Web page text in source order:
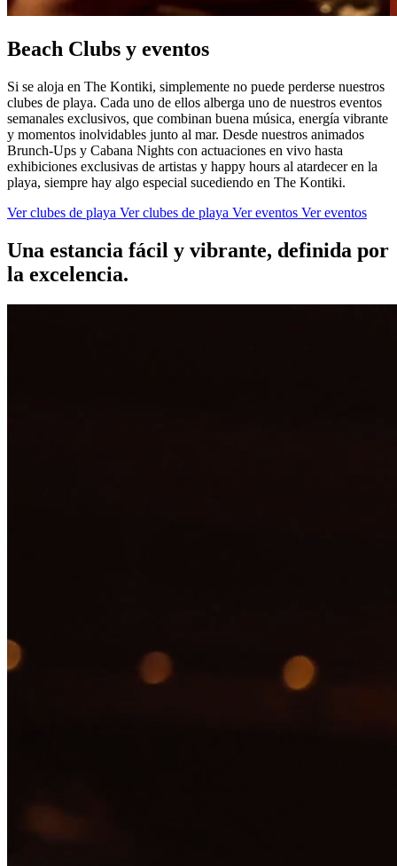
Beach Clubs y eventos
Si se aloja en The Kontiki, simplemente no puede perderse nuestros
clubes de playa. Cada uno de ellos alberga uno de nuestros eventos
semanales exclusivos, que combinan buena música, energía vibrante
y momentos inolvidables junto al mar. Desde nuestros animados
Brunch-Ups y Cabana Nights con actuaciones en vivo hasta
exhibiciones exclusivas de artistas y happy hours al atardecer en la
playa, siempre hay algo especial sucediendo en The Kontiki.
Ver clubes de playa Ver clubes de playa Ver eventos Ver eventos
Una estancia fácil y vibrante, definida por
la excelencia.